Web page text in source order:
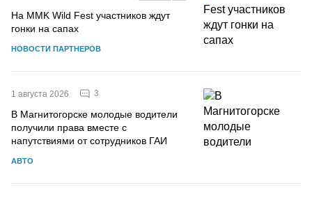
На MMK Wild Fest участников ждут
гонки на сапах
НОВОСТИ ПАРТНЕРОВ
1 августа 2026 3
В Магнитогорске молодые водители
получили права вместе с
напутствиями от сотрудников ГАИ
АВТО